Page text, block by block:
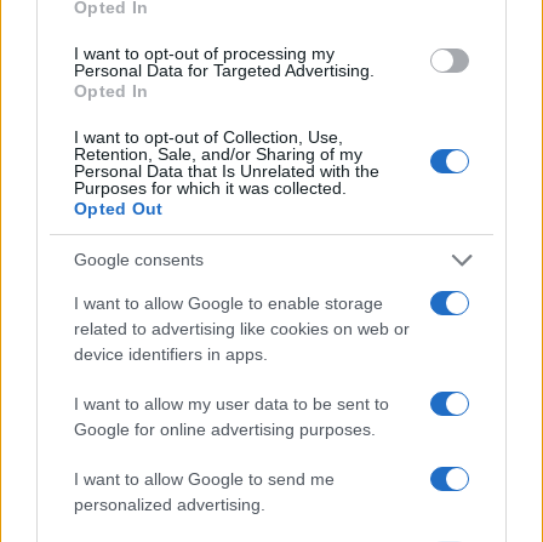
Opted In
I want to opt-out of processing my
Personal Data for Targeted Advertising.
Opted In
I want to opt-out of Collection, Use,
Retention, Sale, and/or Sharing of my
Personal Data that Is Unrelated with the
Purposes for which it was collected.
Opted Out
Google consents
I want to allow Google to enable storage
related to advertising like cookies on web or
device identifiers in apps.
I want to allow my user data to be sent to
Google for online advertising purposes.
I want to allow Google to send me
personalized advertising.
punta dell’iceberg. Con un futuro ricco di
opportunità e innovazioni, non c’è momento
migliore per immergersi in questo mondo. La
cambiamento? 🌱
Staff